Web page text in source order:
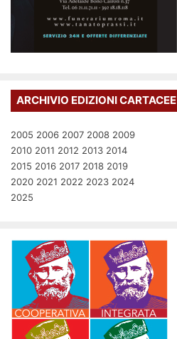
ARCHIVIO EDIZIONI CARTACEE
2005 2006 2007 2008 2009
2010 2011 2012 2013 2014
2015 2016 2017 2018 2019
2020 2021 2022 2023 2024
2025